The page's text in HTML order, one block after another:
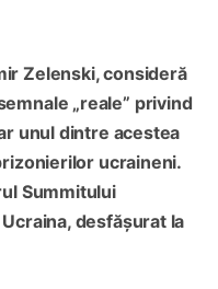
Zelenski, consideră
„reale” privind
unul dintre acestea
ucraineni.
Summitului
desfășurat la